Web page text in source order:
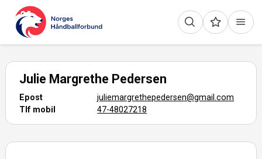
Julie Margrethe Pedersen
Epost
juliemargrethepedersen@gmail.com
Tlf mobil
47-48027218